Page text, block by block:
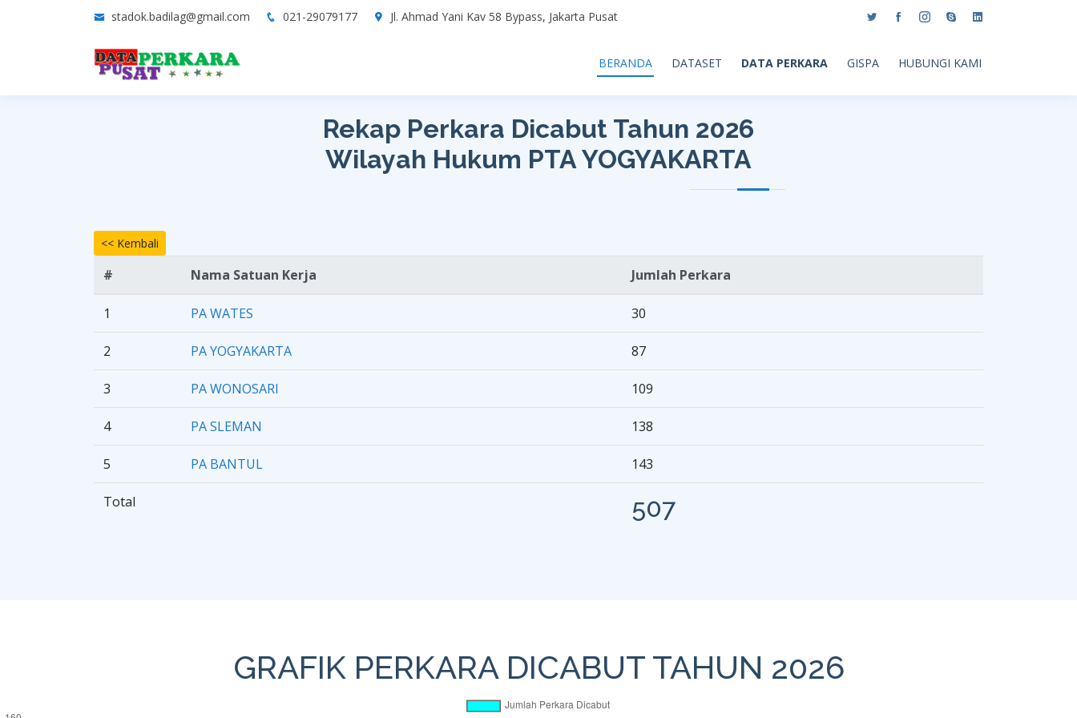
stadok.badilag@gmail.com 021-29079177 Jl. Ahmad Yani Kav 58 Bypass, Jakarta Pusat
BERANDA DATASET DATA PERKARA GISPA HUBUNGI KAMI
Rekap Perkara Dicabut Tahun 2026
Wilayah Hukum PTA YOGYAKARTA
<< Kembali
# Nama Satuan Kerja Jumlah Perkara
1 PA WATES 30
2 PA YOGYAKARTA 87
3 PA WONOSARI 109
4 PA SLEMAN 138
5 PA BANTUL 143
Total 507
GRAFIK PERKARA DICABUT TAHUN 2026